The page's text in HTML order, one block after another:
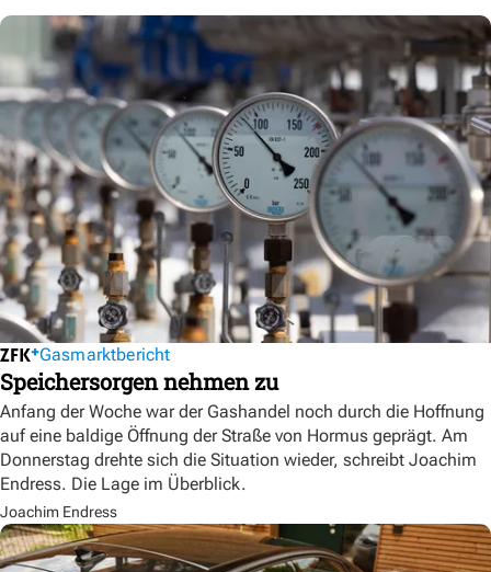
Gasmarktbericht
Speichersorgen nehmen zu
Anfang der Woche war der Gashandel noch durch die Hoffnung
auf eine baldige Öffnung der Straße von Hormus geprägt. Am
Donnerstag drehte sich die Situation wieder, schreibt Joachim
Endress. Die Lage im Überblick.
Joachim Endress